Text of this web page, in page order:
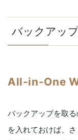
バックアッ
All-in-One
バックアップを取
を入れておけば、